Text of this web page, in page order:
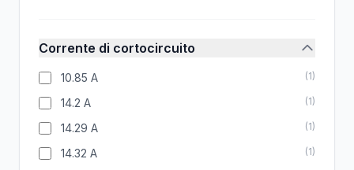
Corrente di cortocircuito
10.85 A (1)
14.2 A (1)
14.29 A (1)
14.32 A (1)